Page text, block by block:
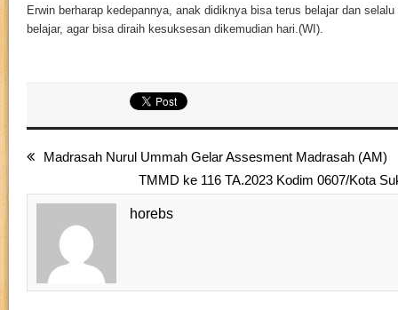
Erwin berharap kedepannya, anak didiknya bisa terus belajar dan
belajar, agar bisa diraih kesuksesan dikemudian hari.(WI).
Madrasah Nurul Ummah Gelar Assesment Madrasah (AM)
TMMD ke 116 TA.2023 Kodim 0607/Kota
horebs